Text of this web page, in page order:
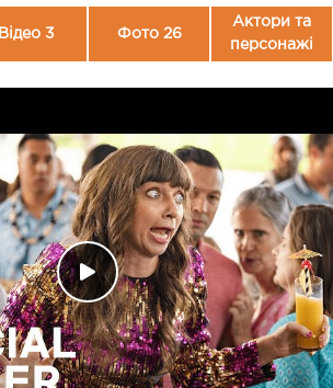
Відео 3 Фото 26
Актори та
персонажі